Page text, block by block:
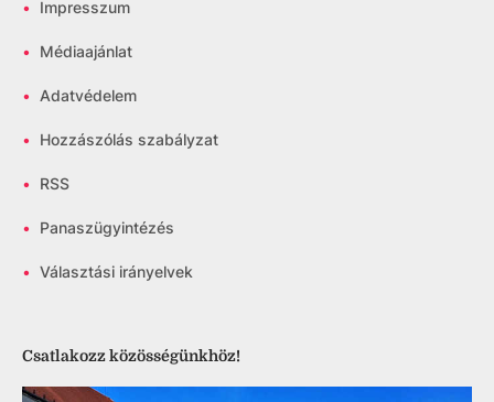
• Impresszum
• Médiaajánlat
• Adatvédelem
• Hozzászólás szabályzat
• RSS
• Panaszügyintézés
• Választási irányelvek
Csatlakozz közösségünkhöz!